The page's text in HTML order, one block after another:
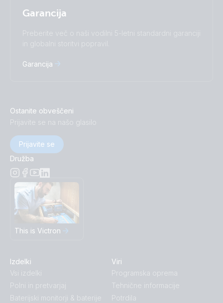
Garancija
Preberite več o naši vodilni 5-letni standardni garanciji
in globalni storitvi popravil.
Garancija
Ostanite obveščeni
Prijavite se na našo glasilo
Prijavite se
Družba
This is Victron
Izdelki
Vsi izdelki
Polni in pretvarjaj
Baterijski monitorji & baterije
Viri
Programska oprema
Tehnične informacije
Potrdila